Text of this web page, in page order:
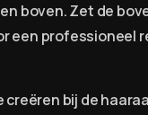
boven. Zet de
een professioneel
bij de